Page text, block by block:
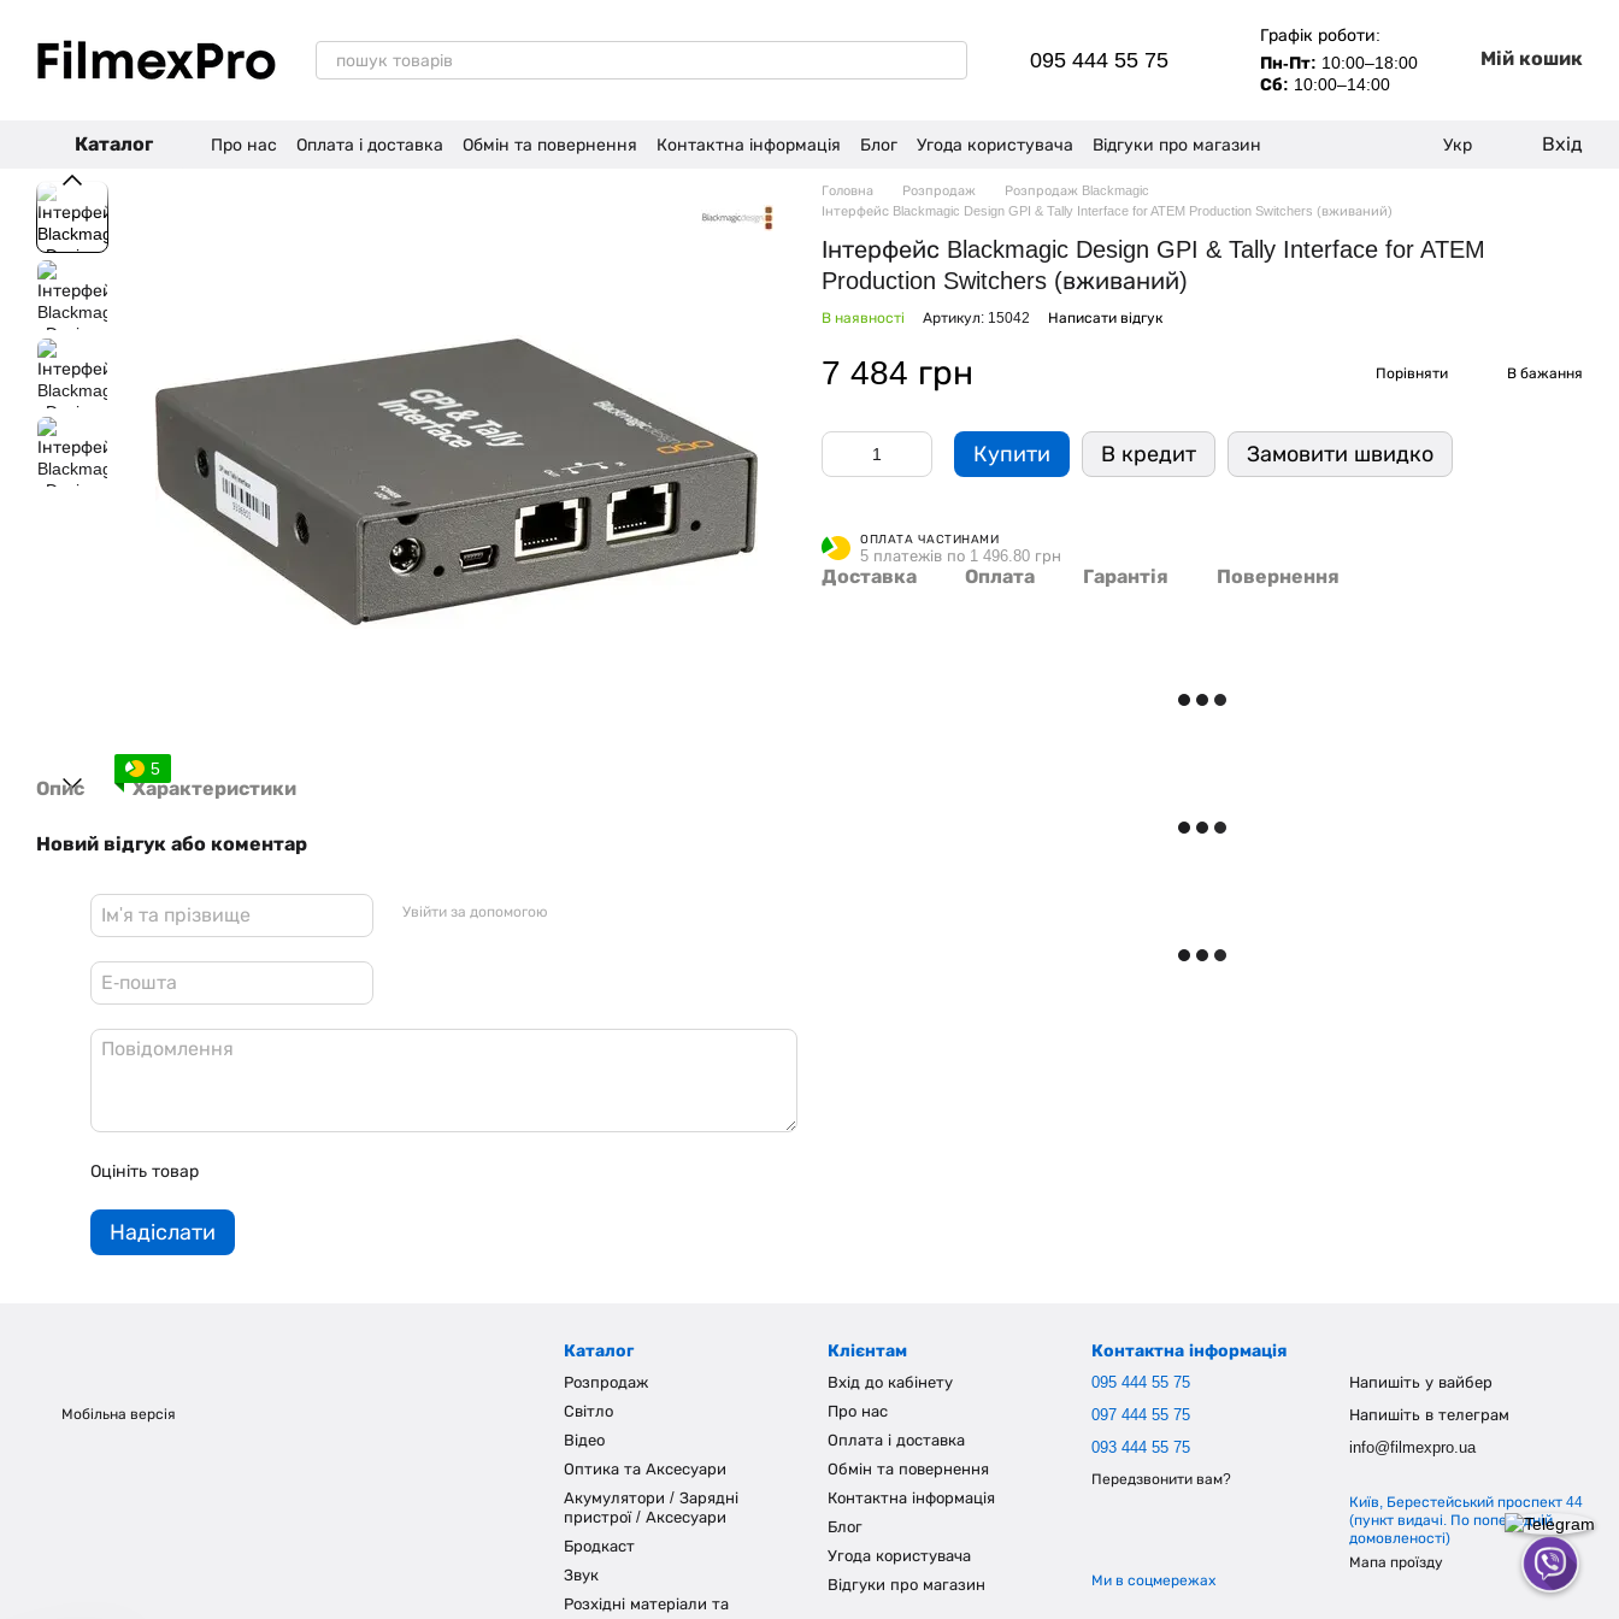
095 444 55 75
Графік роботи:
Пн-Пт: 10:00–18:00
Сб: 10:00–14:00
Мій кошик
Каталог Про нас Оплата і доставка Обмін та повернення Контактна інформація Блог Угода користувача Відгуки про магазин Укр Вхід
5
Опис Характеристики
Новий відгук або коментар
Увійти за допомогою
Оцініть товар
Надіслати
Головна Розпродаж
Розпродаж Blackmagic
Інтерфейс Blackmagic Design GPI & Tally Interface for ATEM Production Switchers (вживаний)
Інтерфейс Blackmagic Design GPI & Tally Interface for ATEM
Production Switchers (вживаний)
В наявності Артикул: 15042 Написати відгук
7 484 грн Порівняти В бажання
Купити В кредит Замовити швидко
ОПЛАТА ЧАСТИНАМИ
5 платежів по 1 496.80 грн
Доставка Оплата Гарантія Повернення
Мобільна версія
Каталог
Розпродаж
Світло
Відео
Оптика та Аксесуари
Акумулятори / Зарядні
пристрої / Аксесуари
Бродкаст
Звук
Розхідні матеріали та
Клієнтам
Вхід до кабінету
Про нас
Оплата і доставка
Обмін та повернення
Контактна інформація
Блог
Угода користувача
Відгуки про магазин
Контактна інформація
095 444 55 75
097 444 55 75
093 444 55 75
Передзвонити вам?
Напишіть у вайбер
Напишіть в телеграм
info@filmexpro.ua
Київ, Берестейський проспект 44
(пункт видачі. По попередній
домовленості)
Мапа проїзду
Ми в соцмережах